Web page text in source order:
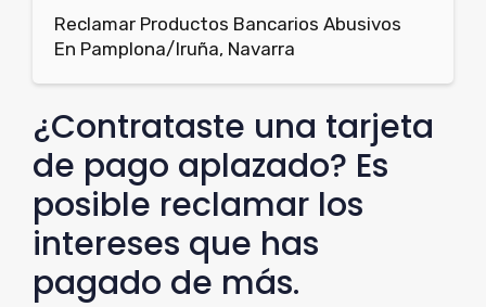
Reclamar Productos Bancarios Abusivos
En Pamplona/Iruña, Navarra
¿Contrataste una tarjeta
de pago aplazado? Es
posible reclamar los
intereses que has
pagado de más.